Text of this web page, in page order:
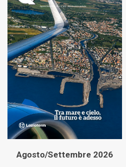
Agosto/Settembre 2026